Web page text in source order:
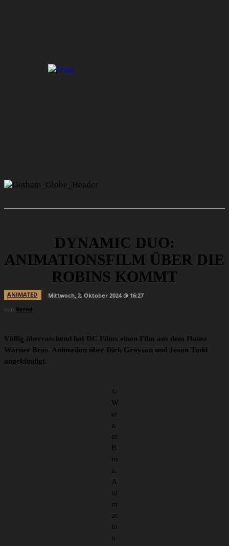
DYNAMIC DUO:
ANIMATIONSFILM ÜBER DIE
ROBINS KOMMT
ANIMATED
Mittwoch, 2. Oktober 2024 @ 16:27
von Bernd
Völlig überraschend hat DC Films einen Film aus dem Hause
Warner Bros. Animation über Dick Grayson und Jason Todd
angekündigt.
©
W
ar
n
er
B
ro
s.
A
ni
m
at
io
n